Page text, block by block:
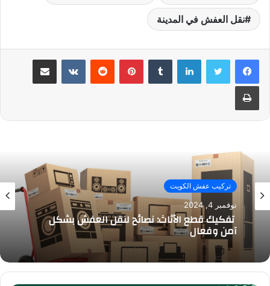
نقل العفش في المدينة
لينكدإن بينتيريست مشاركة عبر البريد
طباعة
تركيب عفش الكويت
نوفمبر 4, 2024
تفكيك قطع الأثاث: نصائح لنقل العفش بشكل
آمن وفعال